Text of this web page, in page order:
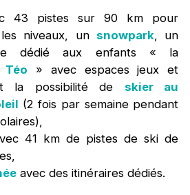
43 pistes sur 90 km pour
niveaux, un snowpark, un
dédié aux enfants « la
» avec espaces jeux et
la possibilité de skier au
(2 fois par semaine pendant
41 km de pistes de ski de
avec des itinéraires dédiés.